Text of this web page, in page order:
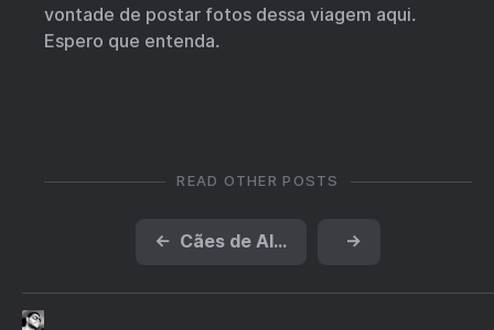
vontade de postar fotos dessa viagem aqui.
Espero que entenda.
READ OTHER POSTS
← Cães de Aluguel (1992) →